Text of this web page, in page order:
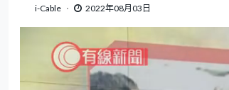
i-Cable 2022年08月03日